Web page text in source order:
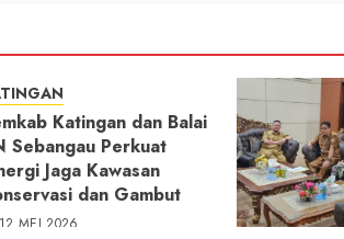
Katingan dan Balai
Sebangau Perkuat
Jaga Kawasan
dan Gambut
12 MEI 2026